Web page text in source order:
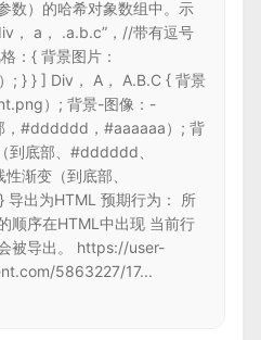
数）的哈希对象数组中。示
， a， .a.b.c”，//带有逗号
：{ 背景图片：
; } } ] Div， A， A.B.C { 背景
）; 背景-图像：-
，#dddddd，#aaaaaa）; 背
到底部、#dddddd、
渐变（到底部、
出为HTML 预期行为： 所
顺序在HTML中出现 当前行
被导出。 https://user-
5863227/17...